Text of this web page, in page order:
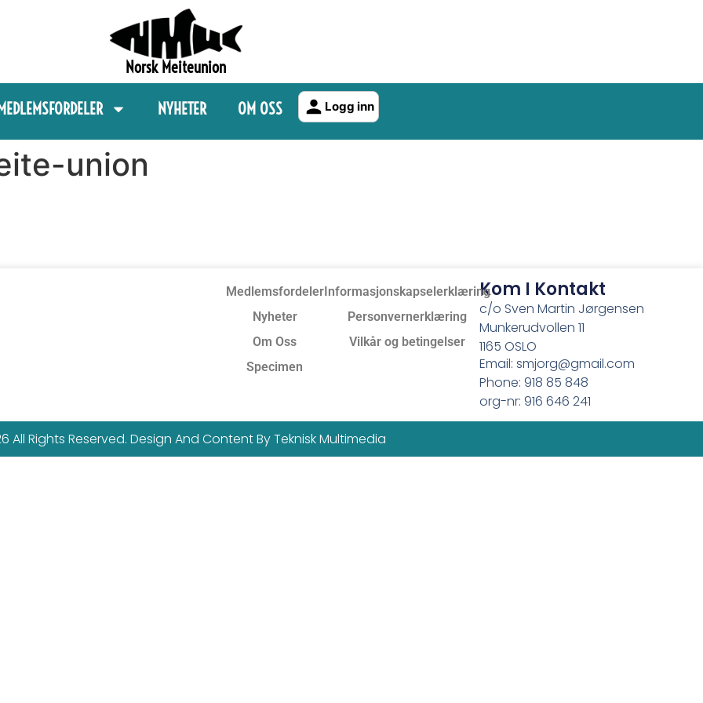
Norsk Meiteunion
NYHETER OM OSS Logg inn
union
Medlemsfordeler
Nyheter
Om Oss
Specimen
Informasjonskapselerklæring
Personvernerklæring
Vilkår og betingelser
Kom I Kontakt
c/o Sven Martin Jørgensen
Munkerudvollen 11
1165 OSLO
Email: smjorg@gmail.com
Phone: 918 85 848
org-nr: 916 646 241
All Rights Reserved. Design And Content By Teknisk Multimedia